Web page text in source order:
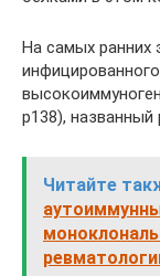
На самых ранних
р138), названный
Читайте